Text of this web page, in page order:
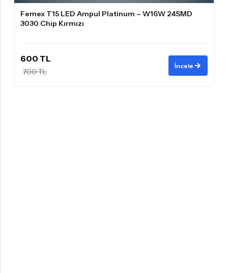
Femex T15 LED Ampul Platinum – W16W 24SMD
3030 Chip Kırmızı
600 TL
700 TL
İncele